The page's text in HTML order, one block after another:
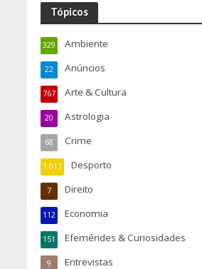
Tópicos
Ambiente
329
Anúncios
22
Arte & Cultura
767
Astrologia
20
Crime
68
Desporto
1.017
Direito
7
Economia
112
Efemérides & Curiosidades
151
Entrevistas
9